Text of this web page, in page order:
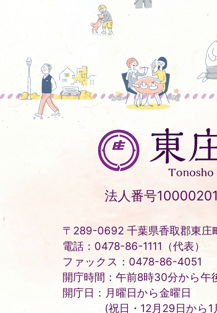
東
庄
町
Tonosho
Town
法人番号
〒289-0692 千葉県香取郡東庄
電話：0478-86-1111（代表）
ファックス：0478-86-4051
開庁時間：午前8時30分から午
開庁日：月曜日から金曜日
(祝日・12月29日から